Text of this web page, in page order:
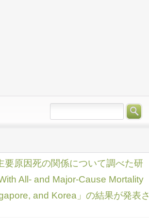
原因死の関係について調べた研
All- and Major-Cause Mortality
and Korea」の結果が発表さ